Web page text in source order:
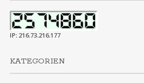
IP: 216.73.216.177
KATEGORIEN